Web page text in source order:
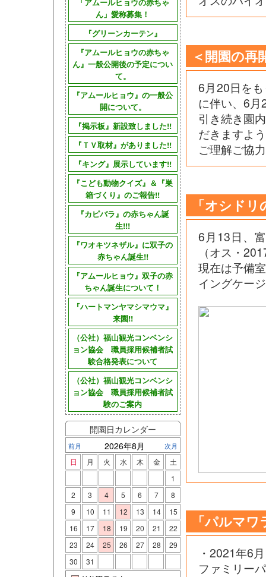
ん」愛称募集！
『グリーンカーテン』
『アムールヒョウの赤ちゃ
ん』一般公開後の予定につい
て。
『アムールヒョウ』の一般公
開について。
『掲示板』新設致しました!!
『ＴＶ取材』がありました!!
『キング』展示しています!!
『こども動物クイズ』＆『巣
箱づくり』のご報告!!
『カピバラ』の赤ちゃん誕
生!!!
『ワオキツネザル』に双子の
赤ちゃん誕生!!
『アムールヒョウ』双子の赤
ちゃん誕生について！
『ハートマンヤマシマウマ』
来園!!
（公社）福山観光コンベンシ
ョン協会 職員採用候補者試
験合格発表について
（公社）福山観光コンベンシ
ョン協会 職員採用候補者試
験のご案内
開園日カレンダー
前月 2026年8月 次月
日 月 火 水 木 金
土
1
2
3 4 5 6 7
8
9
10 11 12 13 14
15
16
17 18 19 20 21
22
23
24 25 26 27 28
29
30
31
＜開園の再
6月20日を
に伴い、6月
引き続き園
だきますよ
ご理解ご協
「オシド
6月13日、
（オス・
現在は予備
イングケー
「パルマ
・2021年6
ファミリー